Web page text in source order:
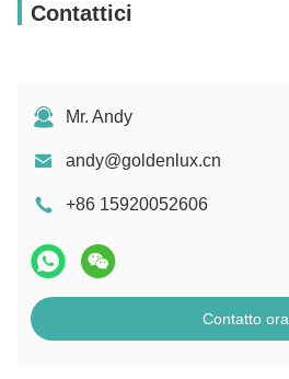
Contattici
Mr. Andy
andy@goldenlux.cn
+86 15920052606
Contatto ora